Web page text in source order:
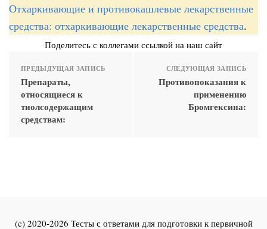
Отхаркивающие и противокашлевые лекарственные
средства: отхаркивающие лекарственные средства.
Поделитесь с коллегами ссылкой на наш сайт
ПРЕДЫДУЩАЯ ЗАПИСЬ
Препараты,
относящиеся к
тиолсодержащим
средствам:
СЛЕДУЮЩАЯ ЗАПИСЬ
Противопоказания к
применению
Бромгексина:
(c) 2020-2026 Тесты с ответами для подготовки к первичной